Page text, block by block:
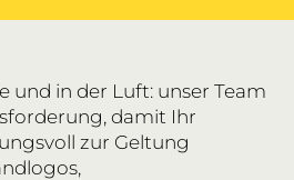
und in der Luft: unser Team
damit Ihr
zur Geltung